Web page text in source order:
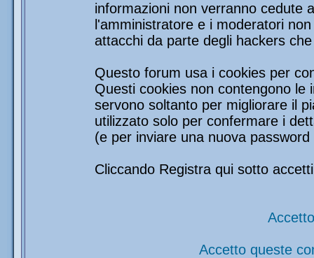
informazioni non verranno cedute
l'amministratore e i moderatori
attacchi da parte degli hackers
Questo forum usa i cookies per
Questi cookies non contengono le
servono soltanto per migliorare il
utilizzato solo per confermare i
(e per inviare una nuova
Cliccando Registra qui sotto
Accetto queste